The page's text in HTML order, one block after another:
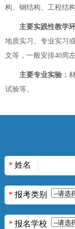
构、钢结构、工程结
主要实践性教学
地质实习、专业实习
文等，一般安排40周左
主要专业实验：
试验等。
* 姓名
* 报考类别
* 报名学校